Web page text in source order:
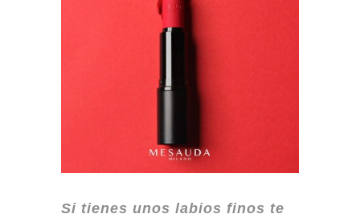
Si tienes unos labios finos te